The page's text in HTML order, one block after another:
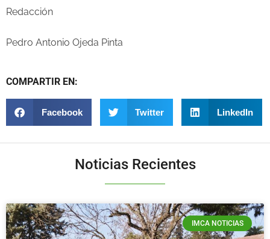
Redacción
Pedro Antonio Ojeda Pinta
COMPARTIR EN:
Facebook Twitter LinkedIn
Noticias Recientes
IMCA NOTICIAS